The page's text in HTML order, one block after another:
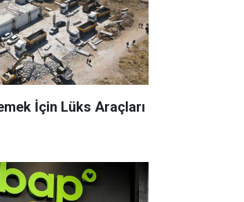
İçin Lüks Araçları